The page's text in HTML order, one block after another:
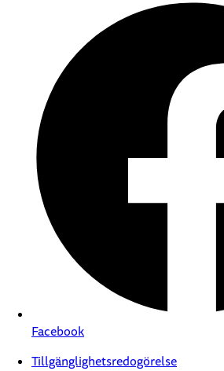
Facebook
Tillgänglighetsredogörelse